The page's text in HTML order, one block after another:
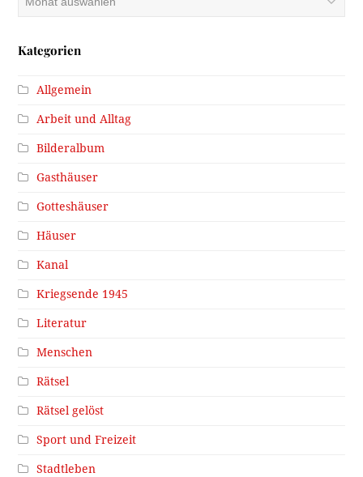
Kategorien
Allgemein
Arbeit und Alltag
Bilderalbum
Gasthäuser
Gotteshäuser
Häuser
Kanal
Kriegsende 1945
Literatur
Menschen
Rätsel
Rätsel gelöst
Sport und Freizeit
Stadtleben